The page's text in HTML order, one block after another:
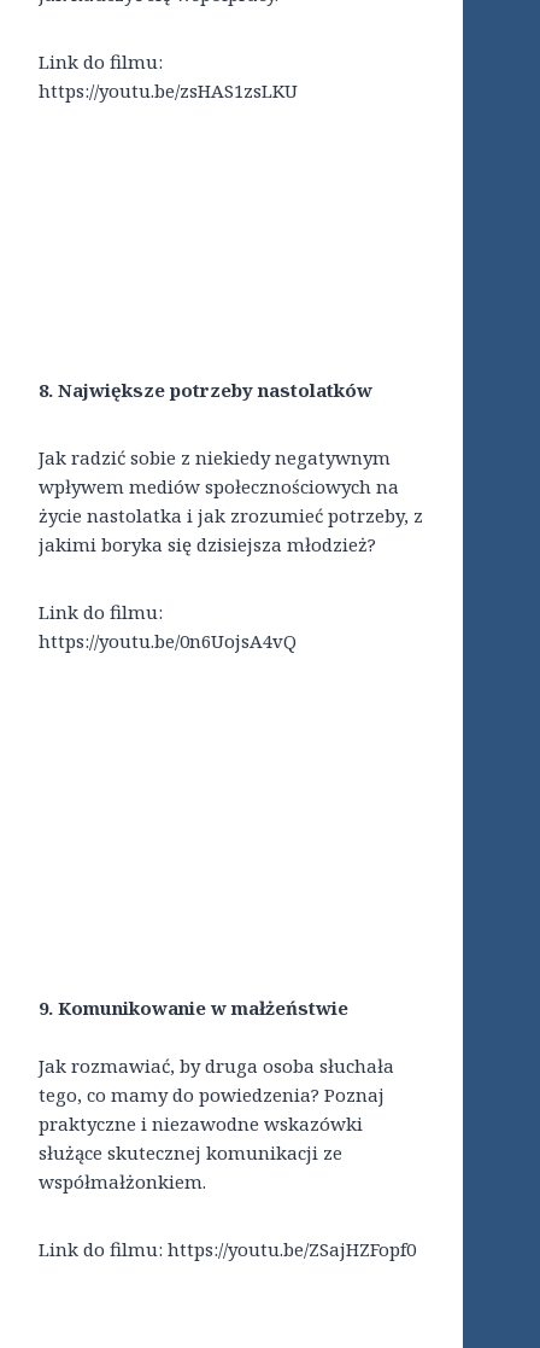
Link do filmu:
https://youtu.be/zsHAS1zsLKU
8. Największe potrzeby nastolatków
Jak radzić sobie z niekiedy negatywnym
wpływem mediów społecznościowych na
życie nastolatka i jak zrozumieć potrzeby, z
jakimi boryka się dzisiejsza młodzież?
Link do filmu:
https://youtu.be/0n6UojsA4vQ
9. Komunikowanie w małżeństwie
Jak rozmawiać, by druga osoba słuchała
tego, co mamy do powiedzenia? Poznaj
praktyczne i niezawodne wskazówki
służące skutecznej komunikacji ze
współmałżonkiem.
Link do filmu: https://youtu.be/ZSajHZFopf0